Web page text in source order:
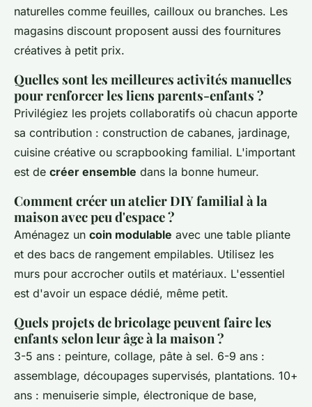
naturelles comme feuilles, cailloux ou branches. Les
magasins discount proposent aussi des fournitures
créatives à petit prix.
Quelles sont les meilleures activités manuelles
pour renforcer les liens parents-enfants ?
Privilégiez les projets collaboratifs où chacun apporte
sa contribution : construction de cabanes, jardinage,
cuisine créative ou scrapbooking familial. L'important
est de créer ensemble dans la bonne humeur.
Comment créer un atelier DIY familial à la
maison avec peu d'espace ?
Aménagez un coin modulable avec une table pliante
et des bacs de rangement empilables. Utilisez les
murs pour accrocher outils et matériaux. L'essentiel
est d'avoir un espace dédié, même petit.
Quels projets de bricolage peuvent faire les
enfants selon leur âge à la maison ?
3-5 ans : peinture, collage, pâte à sel. 6-9 ans :
assemblage, découpages supervisés, plantations. 10+
ans : menuiserie simple, électronique de base,